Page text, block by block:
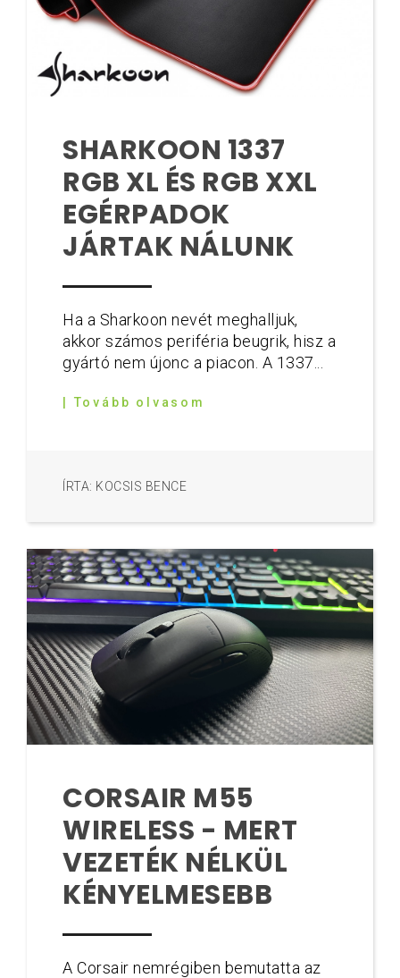
SHARKOON 1337
RGB XL ÉS RGB XXL
EGÉRPADOK
JÁRTAK NÁLUNK
Ha a Sharkoon nevét meghalljuk,
akkor számos periféria beugrik, hisz a
gyártó nem újonc a piacon. A 1337...
| Tovább olvasom
ÍRTA: KOCSIS BENCE
CORSAIR M55
WIRELESS - MERT
VEZETÉK NÉLKÜL
KÉNYELMESEBB
A Corsair nemrégiben bemutatta az